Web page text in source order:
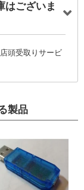
はございま
頭受取りサービ
製品